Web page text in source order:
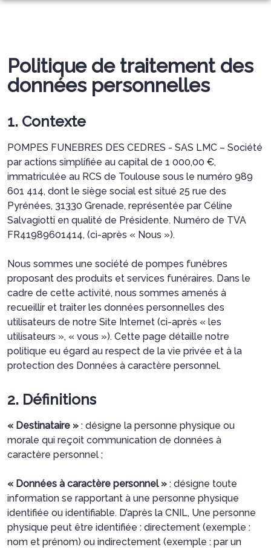
PRÉVOIR SES OBSÈQUES
CASTELMAUROU
ESPACES HOMMAGES
REPOS DU CORPS
ARTICLES FUNÉRAIRES
NOTRE HISTOIRE
Politique de traitement des
données personnelles
1. Contexte
POMPES FUNEBRES DES CEDRES - SAS LMC – Société
par actions simplifiée au capital de 1 000,00 €,
immatriculée au RCS de Toulouse sous le numéro 989
601 414, dont le siège social est situé 25 rue des
Pyrénées, 31330 Grenade, représentée par Céline
Salvagiotti en qualité de Présidente. Numéro de TVA
FR41989601414, (ci-après « Nous »).
Nous sommes une société de pompes funèbres
proposant des produits et services funéraires. Dans le
cadre de cette activité, nous sommes amenés à
recueillir et traiter les données personnelles des
utilisateurs de notre Site Internet (ci-après « les
utilisateurs », « vous »). Cette page détaille notre
politique eu égard au respect de la vie privée et à la
protection des Données à caractère personnel.
2. Définitions
« Destinataire » : désigne la personne physique ou
morale qui reçoit communication de données à
caractère personnel ;
« Données à caractère personnel » : désigne toute
information se rapportant à une personne physique
identifiée ou identifiable. D’après la CNIL, Une personne
physique peut être identifiée : directement (exemple :
nom et prénom) ou indirectement (exemple : par un